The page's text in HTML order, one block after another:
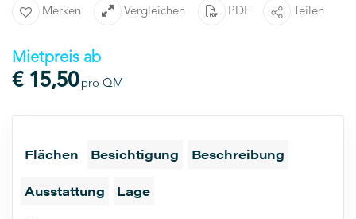
Merken Vergleichen PDF Teilen
Mietpreis ab
€ 15,50 pro QM
Flächen Besichtigung
Beschreibung
Ausstattung
Lage